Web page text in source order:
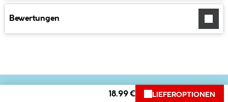
Bewertungen
18.99 € LIEFEROPTIONEN